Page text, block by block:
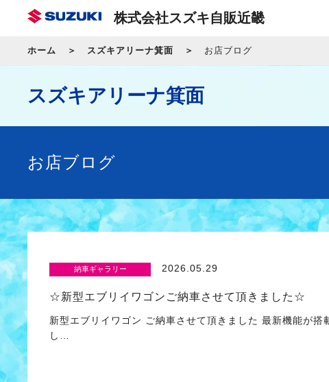
株式会社スズキ自販近畿
ホーム スズキアリーナ箕面 お店ブログ
スズキアリーナ箕面
お店ブログ
納車ギャラリー 2026.05.29
☆新型エブリイワゴンご納車させて頂きました☆
新型エブリイワゴン ご納車させて頂きました 最新機能が搭
し…